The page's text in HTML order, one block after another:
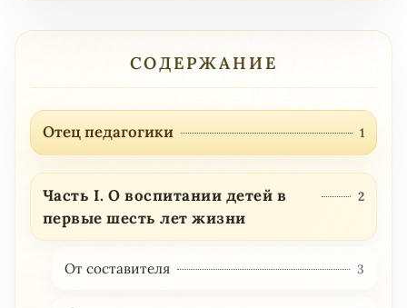
СОДЕРЖАНИЕ
Отец педагогики 1
Часть I. О воспитании детей в
первые шесть лет жизни
2
От составителя 3